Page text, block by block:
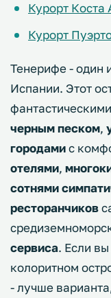
Курорт Коста
Курорт
Тенерифе - один
Испании. Этот
фантастическими
черным песком,
городамис
отелями,
сотнями
ресторанчиков
сервиса. Если
колоритном
- лучше